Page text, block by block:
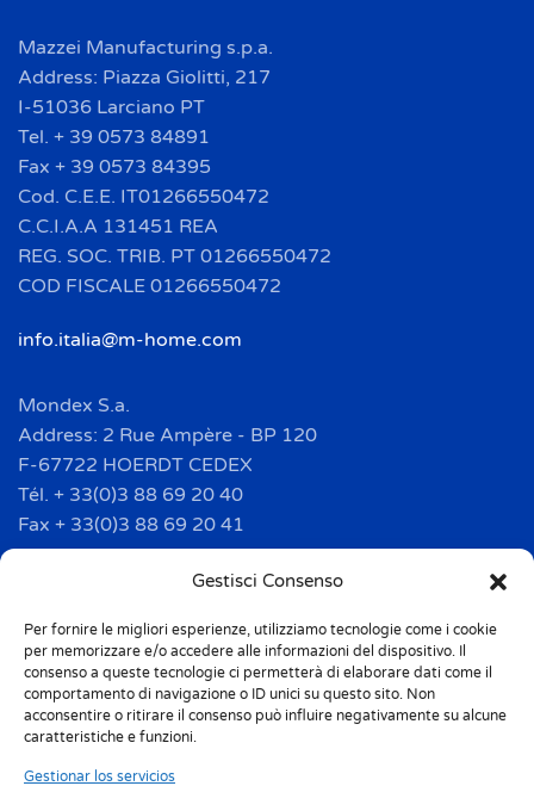
Gestisci Consenso
Per fornire le migliori esperienze, utilizziamo tecnologie come i cookie
per memorizzare e/o accedere alle informazioni del dispositivo. Il
consenso a queste tecnologie ci permetterà di elaborare dati come il
comportamento di navigazione o ID unici su questo sito. Non
acconsentire o ritirare il consenso può influire negativamente su alcune
caratteristiche e funzioni.
Gestionar los servicios
Mazzei Manufacturing s.p.a.
Address: Piazza Giolitti, 217
I-51036 Larciano PT
Tel. + 39 0573 84891
Fax + 39 0573 84395
Cod. C.E.E. IT01266550472
C.C.I.A.A 131451 REA
REG. SOC. TRIB. PT 01266550472
COD FISCALE 01266550472
info.italia@m-home.com
Mondex S.a.
Address: 2 Rue Ampère - BP 120
F-67722 HOERDT CEDEX
Tél. + 33(0)3 88 69 20 40
Fax + 33(0)3 88 69 20 41
info.france@m-home.com
Mondex Menaje España S.a.
Address: Ctra de Girona, km. 101.5
E-17160 Angles (Girona)
Tel. + 34 9 72 42 32 50